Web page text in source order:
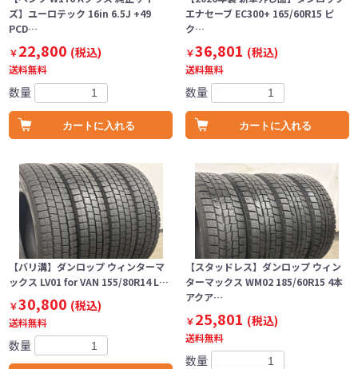
ズ】ユーロテック 16in 6.5J +49
PCD…
￥22,800 (税込)
送料無料
数量
カートに入れる
エナセーブ EC300+ 165/60R15 ピ
ク…
￥36,801 (税込)
送料無料
数量
カートに入れる
【バリ溝】ダンロップ ウィンターマ
ックス LV01 for VAN 155/80R14 L…
￥30,800 (税込)
送料無料
数量
【スタッドレス】ダンロップ ウィン
ターマックス WM02 185/60R15 4本
アクア…
￥25,801 (税込)
送料無料
数量